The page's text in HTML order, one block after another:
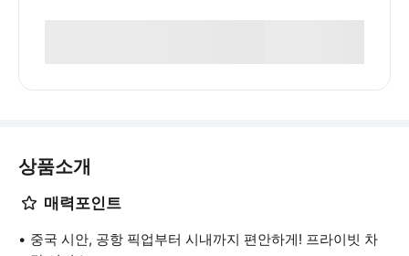
상품소개
매력포인트
중국 시안, 공항 픽업부터 시내까지 편안하게! 프라이빗 차